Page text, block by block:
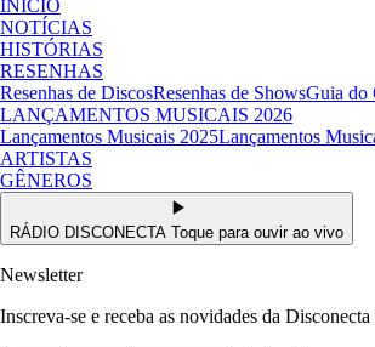
INÍCIO
NOTÍCIAS
HISTÓRIAS
RESENHAS
Resenhas de DiscosResenhas de ShowsGuia do
LANÇAMENTOS MUSICAIS 2026
Lançamentos Musicais 2025Lançamentos
ARTISTAS
GÊNEROS
RÁDIO DISCONECTA Toque para ouvir ao vivo
Newsletter
Inscreva-se e receba as novidades da